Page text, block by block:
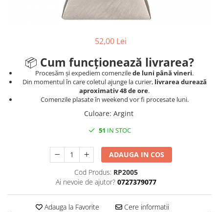
Cupe economice
Accesorii Cupe
Personalizari Cupe
Medalii Tematice
Snur Medalie
Medalii Personalizate
Personalizari Medalii
Suport medalii
52,00 Lei
📦 Cum funcționează livrarea?
Procesăm și expediem comenzilede luni până vineri.
Din momentul în care coletul ajunge la curier, livrarea durează
aproximativ 48 de ore.
Comenzile plasate în weekend vor fi procesate luni.
Culoare: Argint
51 IN STOC
ADAUGA IN COS
Cod Produs: RP2005
Ai nevoie de ajutor? 0727379077
Adauga la Favorite Cere informatii